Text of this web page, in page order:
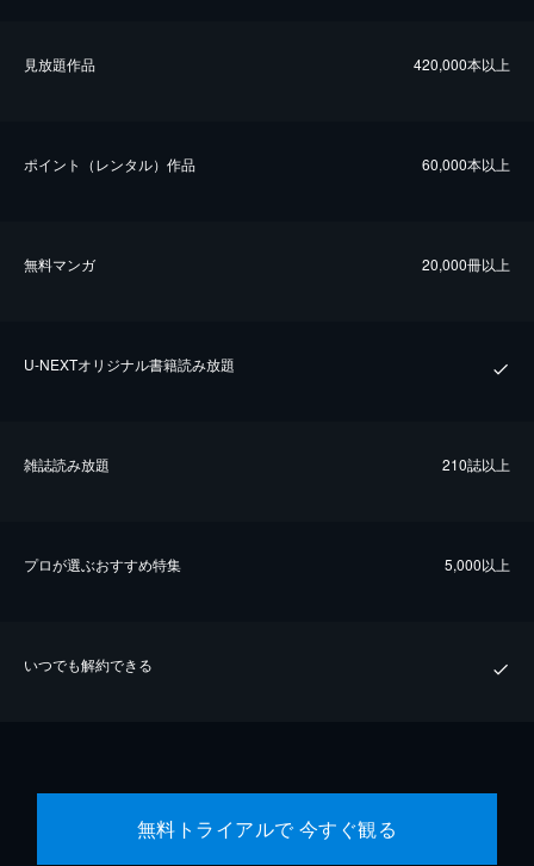
⾒放題作品 420,000本以上
ポイント（レンタル）作品 60,000本以上
無料マンガ 20,000冊以上
U-NEXTオリジナル書籍読み放題
雑誌読み放題 210誌以上
プロが選ぶおすすめ特集 5,000以上
いつでも解約できる
無料トライアルで 今すぐ観る